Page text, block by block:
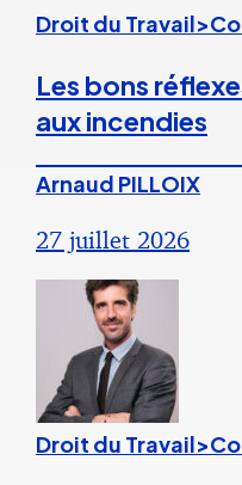
Droit du
Les bons
aux incendies
Arnaud PILLOIX
27 juillet 2026
Droit du